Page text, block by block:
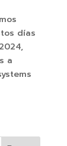
días
a